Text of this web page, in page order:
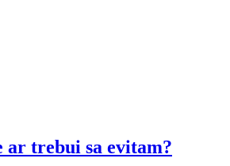
ar trebui sa evitam?